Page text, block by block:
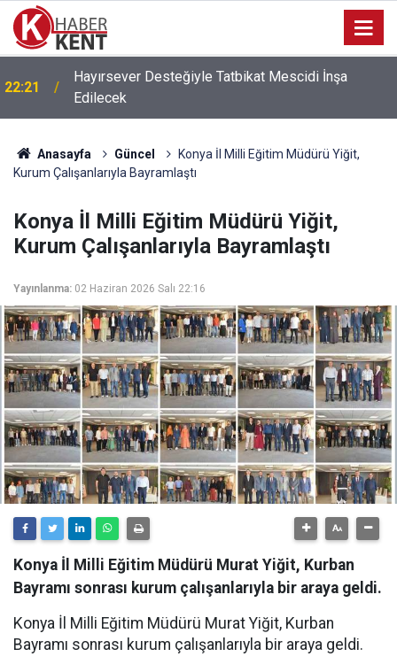
22:21
Hayırsever Desteğiyle Tatbikat Mescidi İnşa
Edilecek
Anasayfa Güncel
Konya İl Milli Eğitim Müdürü Yiğit,
Kurum Çalışanlarıyla Bayramlaştı
Konya İl Milli Eğitim Müdürü Yiğit,
Kurum Çalışanlarıyla Bayramlaştı
Yayınlanma: 02 Haziran 2026 Salı 22:16
Konya İl Milli Eğitim Müdürü Murat Yiğit, Kurban
Bayramı sonrası kurum çalışanlarıyla bir araya geldi.
Konya İl Milli Eğitim Müdürü Murat Yiğit, Kurban
Bayramı sonrası kurum çalışanlarıyla bir araya geldi.